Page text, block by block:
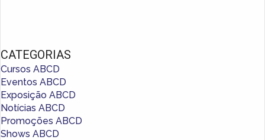
CATEGORIAS
Cursos ABCD
Eventos ABCD
Exposição ABCD
Notícias ABCD
Promoções ABCD
Shows ABCD